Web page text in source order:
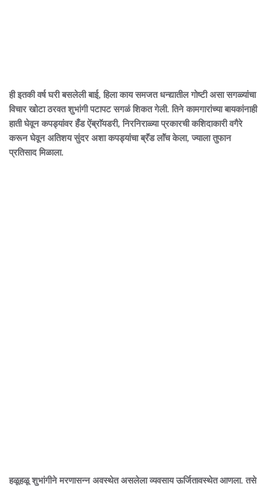
ही इतकी वर्ष घरी बसलेली बाई, हिला काय समजत धन्द्यातील गोष्टी असा सगळ्यांचा
विचार खोटा ठरवत शुभांगी पटापट सगळं शिकत गेली. तिने कामगारांच्या बायकांनाही
हाती घेवून कपड्यांवर हँड ऐंब्राॅयडरी, निरनिराळ्या प्रकारची कशिदाकारी वगैरे
करून घेवून अतिशय सुंदर अशा कपड्यांचा ब्रॅंड लाॅंच केला, ज्याला तुफान
प्रतिसाद मिळाला.
हळूहळू शुभांगीने मरणासन्न अवस्थेत असलेला व्यवसाय ऊर्जितावस्थेत आणला. तसे